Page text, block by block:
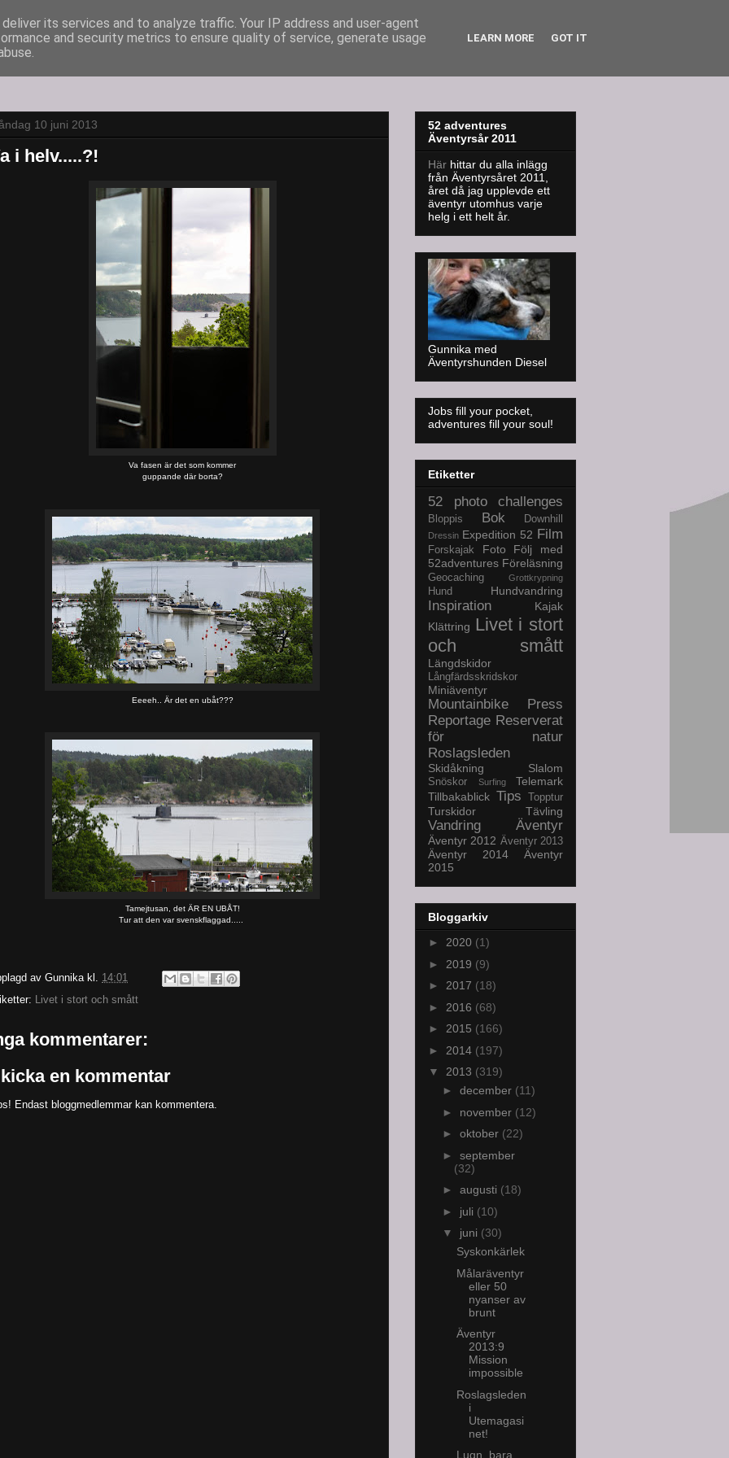
10 juni 2013
i helv.....?!
Va fasen är det som kommer
guppande där borta?
Eeeeh.. Är det en ubåt???
Tamejtusan, det ÄR EN UBÅT!
Tur att den var svenskflaggad.....
av Gunnika kl. 14:01
Livet i stort och smått
kommentarer:
en kommentar
Endast bloggmedlemmar kan kommentera.
52 adventures
Äventyrsår 2011
Här hittar du alla inlägg
från Äventyrsåret 2011,
året då jag upplevde ett
äventyr utomhus varje
helg i ett helt år.
Gunnika med
Äventyrshunden Diesel
Jobs fill your pocket,
adventures fill your soul!
Etiketter
52 photo challenges
Bloppis Bok Downhill
Dressin Expedition 52 Film
Forskajak Foto
Följ med
52adventures Föreläsning
Geocaching Grottkrypning
Hund Hundvandring
Inspiration
Kajak
Klättring Livet i stort
och smått
Längdskidor
Långfärdsskridskor
Miniäventyr
Mountainbike
Press
Reportage Reserverat
för natur
Roslagsleden
Skidåkning Slalom
Snöskor Surfing
Telemark
Tillbakablick Tips Topptur
Turskidor Tävling
Vandring Äventyr
Äventyr 2012 Äventyr 2013
Äventyr 2014
Äventyr
2015
Bloggarkiv
► 2020 (1)
► 2019 (9)
► 2017 (18)
► 2016 (68)
► 2015 (166)
► 2014 (197)
▼ 2013 (319)
► december (11)
► november (12)
► oktober (22)
► september
(32)
► augusti (18)
► juli (10)
▼ juni (30)
Syskonkärlek
Målaräventyr
eller 50
nyanser av
brunt
Äventyr
2013:9
Mission
impossible
Roslagsleden
i
Utemagasi
net!
Lugn, bara
its services and to analyze traffic. Your IP address and user-agent
and security metrics to ensure quality of service, generate usage
LEARN MORE GOT IT